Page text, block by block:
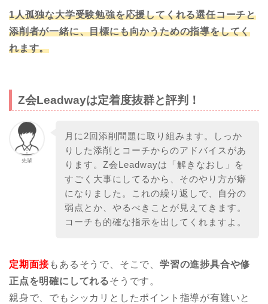
1人孤独な大学受験勉強を応援してくれる選任コーチと
添削者が一緒に、目標にも向かうための指導をしてく
れます。
Z会Leadwayは定着度抜群と評判！
先輩
月に2回添削問題に取り組みます。しっか
りした添削とコーチからのアドバイスがあ
ります。Z会Leadwayは「解きなおし」を
すごく大事にしてるから、そのやり方が癖
になりました。これの繰り返しで、自分の
弱点とか、やるべきことが見えてきます。
コーチも的確な指示を出してくれますよ。
定期面接もあるそうで、そこで、学習の進捗具合や修
正点を明確にしてれるそうです。
親身で、でもシッカリとしたポイント指導が有難いと